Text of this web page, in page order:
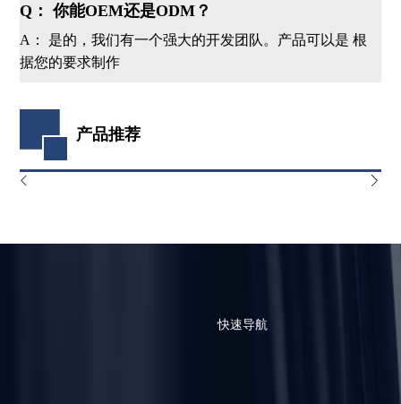
Q： 你能OEM还是ODM？
A： 是的，我们有一个强大的开发团队。产品可以是 根
据您的要求制作
产品推荐
快速导航